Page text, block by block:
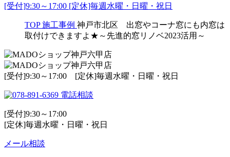
[受付]9:30～17:00 [定休]毎週水曜・日曜・祝日
TOP 施工事例 神戸市北区 出窓やコーナ窓にも内窓は
取付けできますよ★～先進的窓リノベ2023活用～
[受付]9:30～17:00 [定休]毎週水曜・日曜・祝日
電話相談
[受付]9:30～17:00
[定休]毎週水曜・日曜・祝日
メール相談